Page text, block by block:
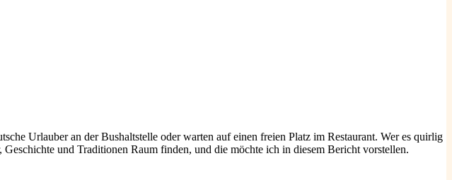
Urlauber an der Bushaltstelle oder warten auf einen freien Platz im Restaurant. Wer es quirlig
und Traditionen Raum finden, und die möchte ich in diesem Bericht vorstellen.